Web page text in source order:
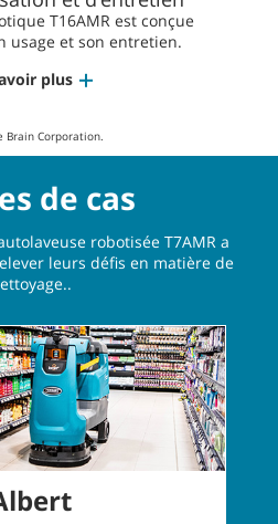
T16AMR est conçue
usage et son entretien.
plus
Brain Corporation.
de cas
robotisée T7AMR a
leurs défis en matière de